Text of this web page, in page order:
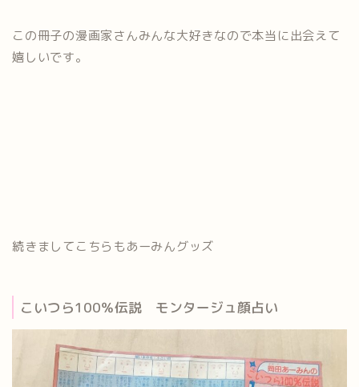
この冊子の漫画家さんみんな大好きなので本当に出会えて
嬉しいです。
続きましてこちらもあーみんグッズ
こいつら100％伝説 モンタージュ顔占い